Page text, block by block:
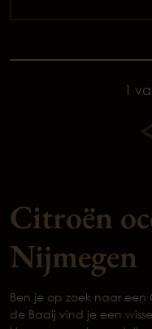
1
Citroën
Nijmegen
Ben je op zoek naar een
de Baaij vind je een